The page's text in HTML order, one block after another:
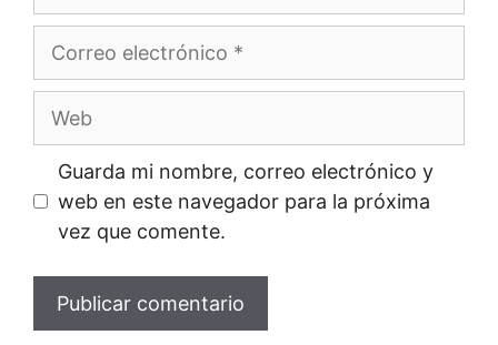
Correo
electrónico
Guarda mi nombre, correo electrónico y
web en este navegador para la próxima
vez que comente.